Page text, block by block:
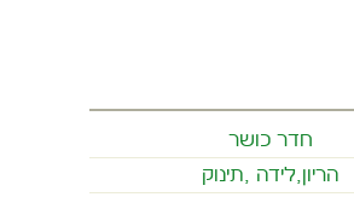
חדר כושר
הריון,לידה ,תינוק